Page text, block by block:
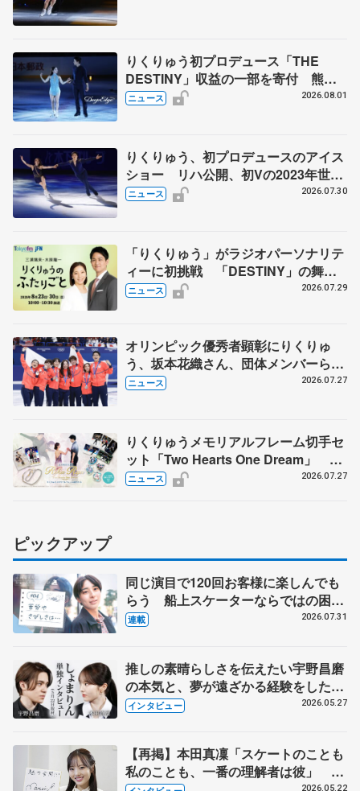
りくりゅう初プロデュース「THE
DESTINY」収益の一部を寄付 熊本
地震、被災者支援
ニュース 2026.08.01
りくりゅう、初プロデュースのアイス
ショー リハ公開、初Vの2023年世界
選手権のSP披露 ハゼボロ、チョク
ニュース 2026.07.30
「りくりゅう」がラジオパーソナリテ
ィーに初挑戦 「DESTINY」の舞台
裏エピソードも
ニュース 2026.07.29
オリンピック優秀者顕彰にりくりゅ
う、坂本花織さん、団体メンバーら
8月7日に文科省が表彰式、ブルーノ・
ニュース 2026.07.27
りくりゅうメモリアルフレーム切手セ
ット「Two Hearts One Dream」 受
注生産、7月29日受け付け開始
ニュース 2026.07.27
ピックアップ
同じ演目で120回お客様に楽しんでも
らう 船上スケーターならではの困難
とは 影響あったPIW前キャプテン松
連載 2026.07.31
推しの素晴らしさを伝えたい宇野昌磨
の本気と、夢が遠ざかる経験をした本
田真凜の覚悟
インタビュー 2026.05.27
【再掲】本田真凜「スケートのことも
私のことも、一番の理解者は彼」 引
2026.05.22